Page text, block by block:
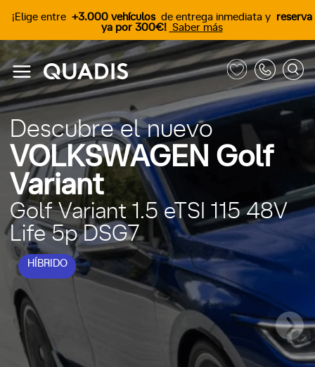
¡Elige entre +3.000 vehículos de entrega inmediata y reserva
ya por 300€! Saber más
Descubre el nuevo
VOLKSWAGEN Golf
Variant
HÍBRIDO
Golf Variant 1.5 eTSI 115 48V
Life 5p DSG7